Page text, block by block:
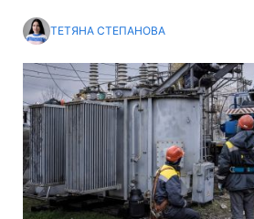
ТЕТЯНА СТЕПАНОВА